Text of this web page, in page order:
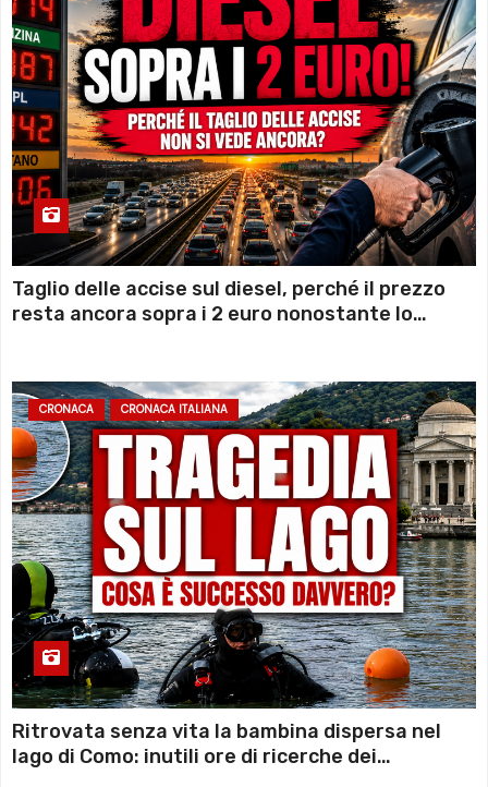
Taglio delle accise sul diesel, perché il prezzo
resta ancora sopra i 2 euro nonostante lo
CRONACA CRONACA ITALIANA
Ritrovata senza vita la bambina dispersa nel
lago di Como: inutili ore di ricerche dei